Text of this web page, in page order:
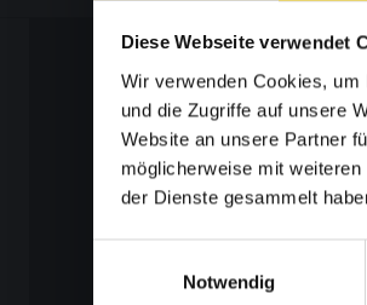
Diese Webseite verwendet
Wir verwenden Cookies,
und die Zugriffe auf unsere
Website an unsere Partner
möglicherweise mit
der Dienste gesammelt
Notwendig